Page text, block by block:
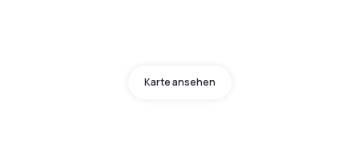
Karte ansehen